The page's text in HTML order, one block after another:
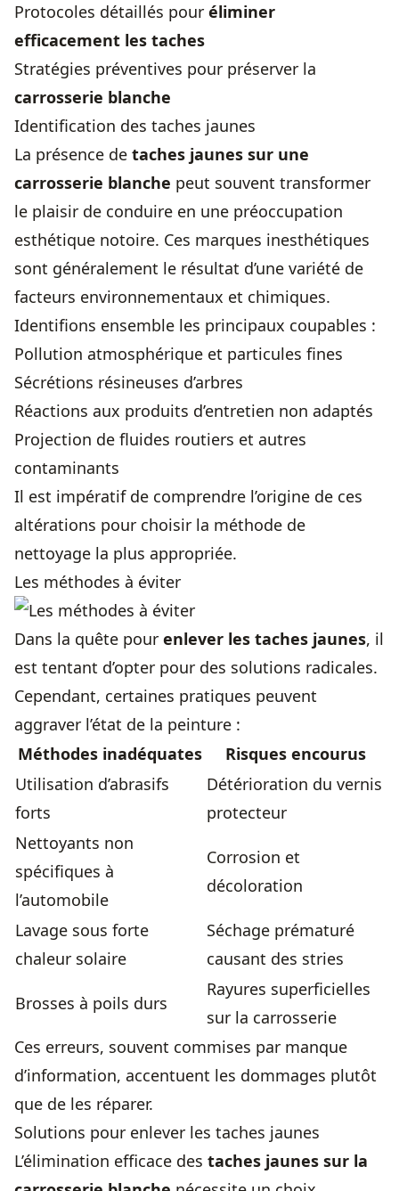
Protocoles détaillés pour éliminer
efficacement les taches
Stratégies préventives pour préserver la
carrosserie blanche
Identification des taches jaunes
La présence de taches jaunes sur une
carrosserie blanche peut souvent transformer
le plaisir de conduire en une préoccupation
esthétique notoire. Ces marques inesthétiques
sont généralement le résultat d’une variété de
facteurs environnementaux et chimiques.
Identifions ensemble les principaux coupables :
Pollution atmosphérique et particules fines
Sécrétions résineuses d’arbres
Réactions aux produits d’entretien non adaptés
Projection de fluides routiers et autres
contaminants
Il est impératif de comprendre l’origine de ces
altérations pour choisir la méthode de
nettoyage la plus appropriée.
Les méthodes à éviter
Dans la quête pour enlever les taches jaunes, il
est tentant d’opter pour des solutions radicales.
Cependant, certaines pratiques peuvent
aggraver l’état de la peinture :
Méthodes inadéquates
Risques encourus
Utilisation d’abrasifs
forts
Détérioration du vernis
protecteur
Nettoyants non
spécifiques à
l’automobile
Corrosion et
décoloration
Lavage sous forte
chaleur solaire
Séchage prématuré
causant des stries
Brosses à poils durs
Rayures superficielles
sur la carrosserie
Ces erreurs, souvent commises par manque
d’information, accentuent les dommages plutôt
que de les réparer.
Solutions pour enlever les taches jaunes
L’élimination efficace des taches jaunes sur la